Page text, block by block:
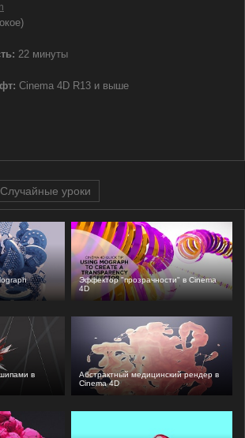
22 минуты
Cinema 4D R13 и выше
Случайные уроки
Эффектор "прозрачности" в Cinema
4D
в
Абстрактный медицинский рендер в
Cinema 4D